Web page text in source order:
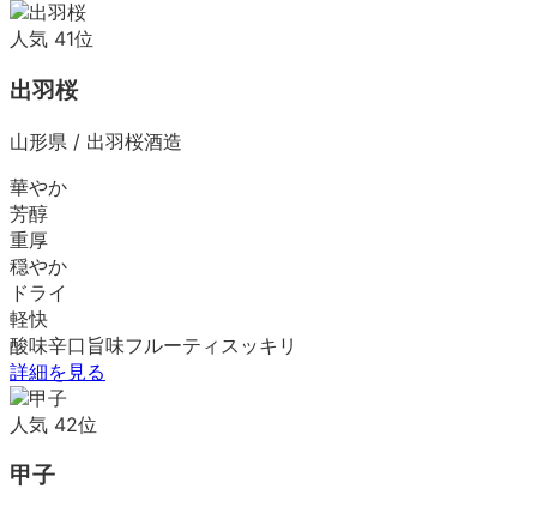
人気 41位
出羽桜
山形県 / 出羽桜酒造
華やか
芳醇
重厚
穏やか
ドライ
軽快
酸味辛口 旨味フルーティ スッキリ
詳細を見る
人気 42位
甲子